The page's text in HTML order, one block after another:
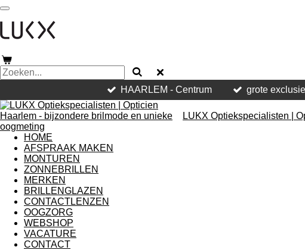
Ga
direct
naar
de
HAARLEM - Centrum grote
LUKX Optiekspecialisten |
HOME
AFSPRAAK MAKEN
MONTUREN
ZONNEBRILLEN
MERKEN
BRILLENGLAZEN
CONTACTLENZEN
OOGZORG
WEBSHOP
VACATURE
CONTACT